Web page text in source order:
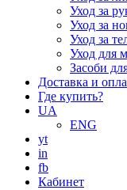
Уход за
Уход за
Уход за
Уход для
Засоби
Доставка и
Где купить?
UA
ENG
yt
in
fb
Кабинет